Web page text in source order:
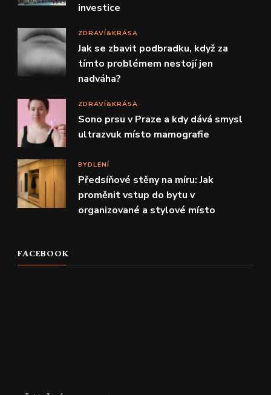
investice
ZDRAVÍ&KRÁSA
Jak se zbavit podbradku, když za
tímto problémem nestojí jen
nadváha?
ZDRAVÍ&KRÁSA
Sono prsu v Praze a kdy dává smysl
ultrazvuk místo mamografie
BYDLENÍ
Předsíňové stěny na míru: Jak
proměnit vstup do bytu v
organizované a stylové místo
FACEBOOK